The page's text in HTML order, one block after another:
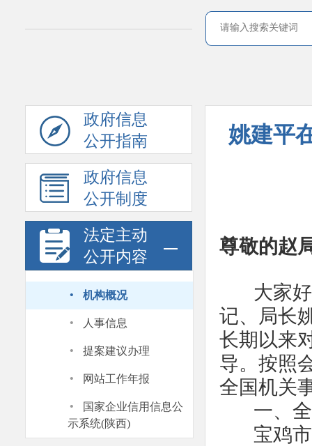
政府信息
公开指南
政府信息
公开制度
法定主动
公开内容
· 机构概况
· 人事信息
· 提案建议办理
· 网站工作年报
·
国家企业信用信息公
示系统(陕西)
姚建平
尊敬的赵
大家好
记、局长
长期以来
导。按照
全国机关
一、全
宝鸡市